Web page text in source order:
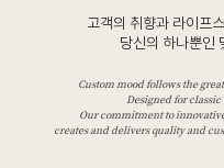
고객의 취향과 라이프
당신의 하나뿐인
Custom mood follows the
Designed for
Our commitment to
creates and delivers quality and